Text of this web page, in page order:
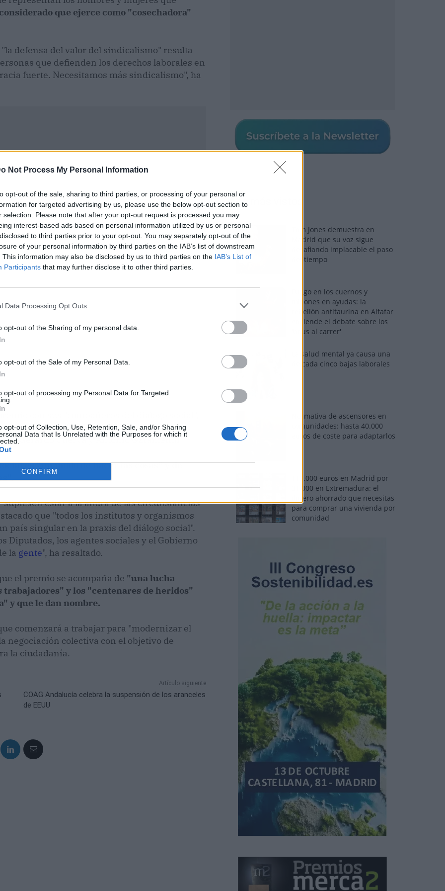
Not Process My Personal Information
opt-out of the sale, sharing to third parties, or processing of your personal or
for targeted advertising by us, please use the below opt-out section to
selection. Please note that after your opt-out request is processed you may
interest-based ads based on personal information utilized by us or personal
to third parties prior to your opt-out. You may separately opt-out of the
of your personal information by third parties on the IAB’s list of downstream
This information may also be disclosed by us to third parties on the IAB’s List of
Participants that may further disclose it to other third parties.
Data Processing Opt Outs
opt-out of the Sharing of my personal data.
opt-out of the Sale of my Personal Data.
opt-out of processing my Personal Data for Targeted
opt-out of Collection, Use, Retention, Sale, and/or Sharing
Data that Is Unrelated with the Purposes for which it
CONFIRM
que ejerce como "cosechadora"
defensa del valor del sindicalismo" resulta
que defienden los derechos laborales en
fuerte. Necesitamos más sindicalismo", ha
con sus "compañeros del diálogo social",
de CC.OO., UGT, Unai Sordo y Pepe
Gerardo Cuerva y Antonio Garamendi.
es "un modo de hacer las cosas" y de
estar a la altura de las circunstancias
que "todos los institutos y organismos
país singular en la praxis del diálogo social".
Diputados, los agentes sociales y el Gobierno
la gente", ha resaltado.
el premio se acompaña de "una lucha
trabajadores" y los "centenares de heridos"
y que le dan nombre.
comenzará a trabajar para "modernizar el
negociación colectiva con el objetivo de
la ciudadanía.
Artículo siguiente
COAG Andalucía celebra la suspensión de los aranceles
de EEUU
Los más vistos
Tom Jones demuestra en
Madrid que su voz sigue
desafiando implacable el paso
del tiempo
Fuego en los cuernos y
millones en ayudas: la
rebelión antitaurina en Alfafar
enciende el debate sobre los
'bous al carrer'
La salud mental ya causa una
de cada cinco bajas laborales
Normativa de ascensores en
comunidades: hasta 40.000
euros de coste para adaptarlos
110.000 euros en Madrid por
31.000 en Extremadura: el
dinero ahorrado que necesitas
para comprar una vivienda por
comunidad